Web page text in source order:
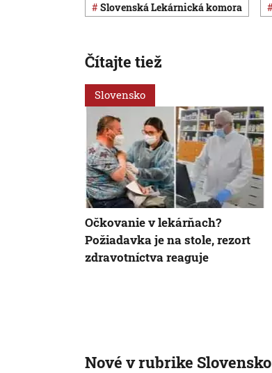
Slovenská Lekárnická komora
Čítajte tiež
Slovensko
Očkovanie v lekárňach?
Požiadavka je na stole, rezort
zdravotníctva reaguje
Nové v rubrike Slovensko